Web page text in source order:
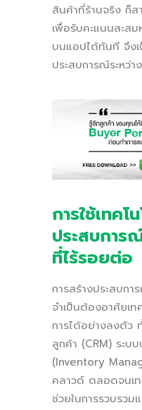
สินค้าที่ร้านจริง ก็
เพื่อรับคะแนนสะส
บนแอปได้ทันที จึง
ประสบการณ์ระหว่
การใช้เทคโ
ประสบการ
ที่ไร้รอยต่อ
การสร้างประสบก
จำเป็นต้องอาศัยเ
การได้อย่างลงตัว
ลูกค้า (CRM) ระบ
(Inventory
คลาวด์ ตลอดจนเ
ช่วยในการรวบรวม